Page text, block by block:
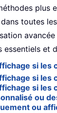
plus
toutes
et
si les
si les
si les
ou
ou